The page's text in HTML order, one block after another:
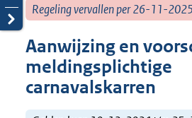
Regeling vervallen per 26-11-2025
Aanwijzing en
meldingsplichtige
carnavalskarren